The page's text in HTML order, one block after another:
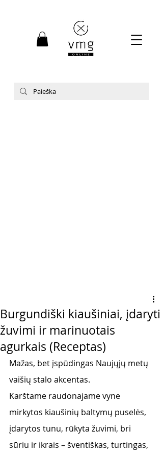
Burgundiški kiaušiniai, įdaryti
žuvimi ir marinuotais
agurkais (Receptas)
Mažas, bet įspūdingas Naujųjų metų
vaišių stalo akcentas.
Karštame raudonajame vyne
mirkytos kiaušinių baltymų puselės,
įdarytos tunu, rūkyta žuvimi, bri
sūriu ir ikrais – šventiškas, turtingas,